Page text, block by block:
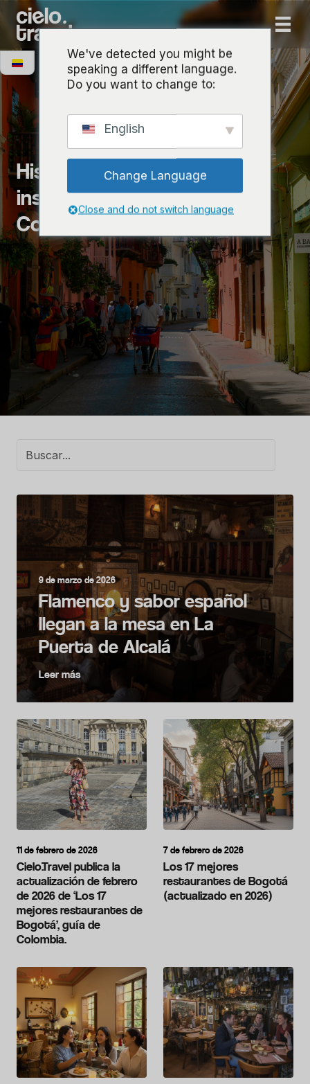
Historias, consejos e
inspiración deel corazón de
Colombia
9 de marzo de 2026
Flamenco y sabor español
llegan a la mesa en La
Puerta de Alcalá
Leer más
11 de febrero de 2026
Cielo.Travel publica la
actualización de febrero
de 2026 de ‘Los 17
mejores restaurantes de
Bogotá’, guía de
Colombia.
7 de febrero de 2026
Los 17 mejores
restaurantes de Bogotá
(actualizado en 2026)
We've detected you might be
speaking a different language.
Do you want to change to:
English
Change Language
Close and do not switch language